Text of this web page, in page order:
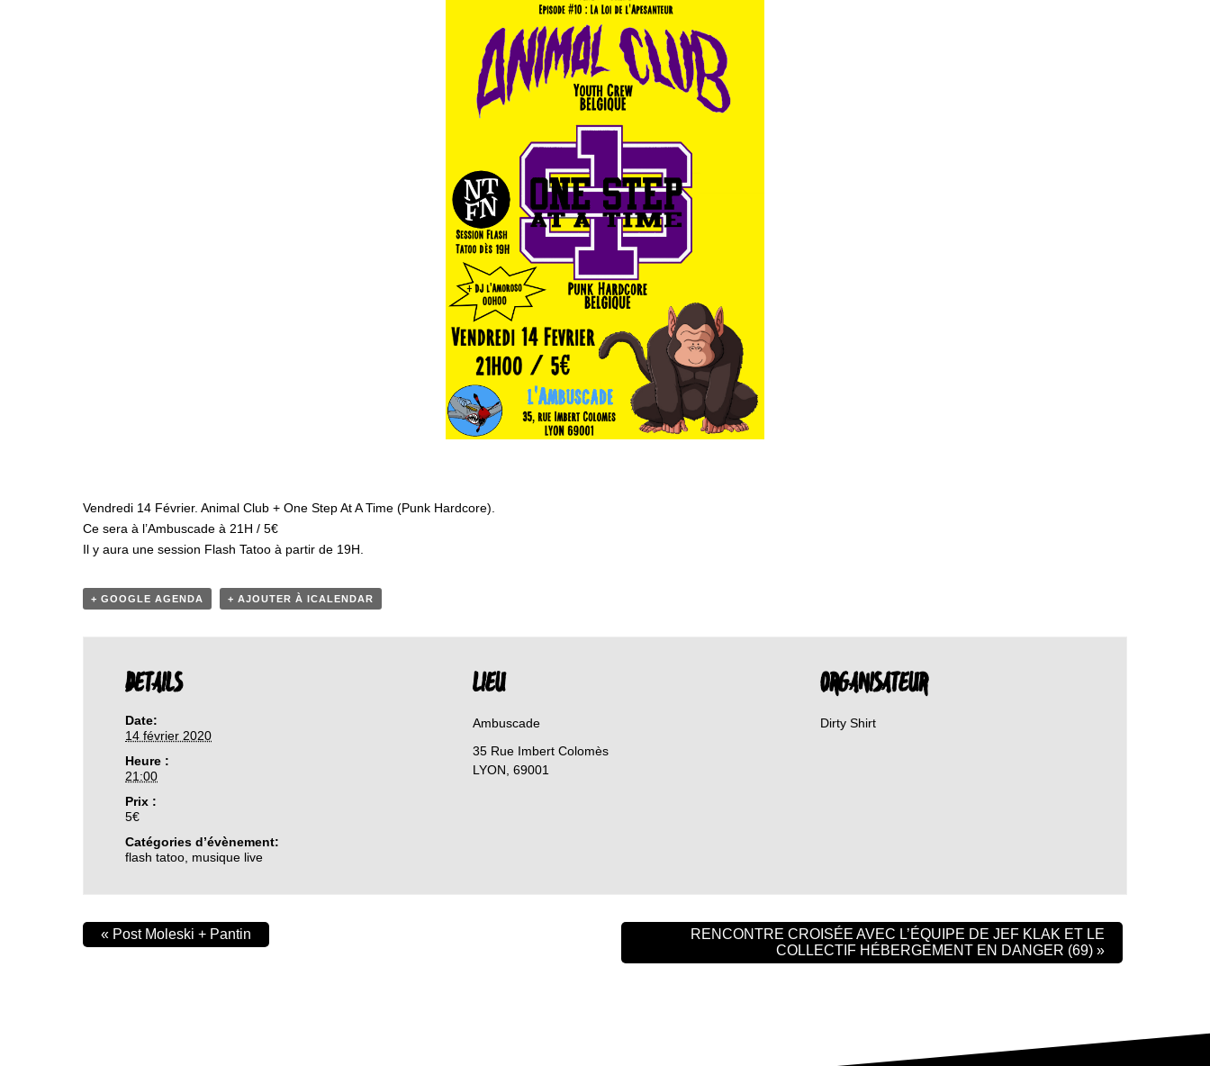
Vendredi 14 Février. Animal Club + One Step At A Time (Punk Hardcore).
Ce sera à l’Ambuscade à 21H / 5€
Il y aura une session Flash Tatoo à partir de 19H.
+ GOOGLE AGENDA + AJOUTER À ICALENDAR
DETAILS
Date:
14 février 2020
Heure :
21:00
Prix :
5€
Catégories d’évènement:
flash tatoo musique live
LIEU
Ambuscade
35 Rue Imbert Colomès
LYON 69001
ORGANISATEUR
Dirty Shirt
« Post Moleski + Pantin
RENCONTRE CROISÉE AVEC L’ÉQUIPE DE JEF KLAK ET LE
COLLECTIF HÉBERGEMENT EN DANGER (69) »